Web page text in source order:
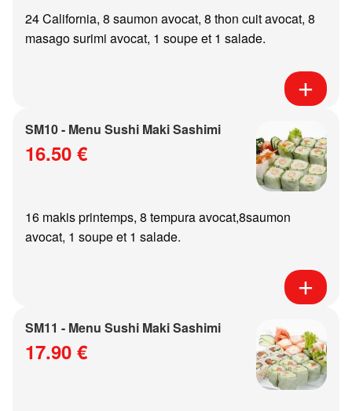
24 California, 8 saumon avocat, 8 thon cuit avocat, 8
masago surimi avocat, 1 soupe et 1 salade.
SM10 - Menu Sushi Maki Sashimi
16.50 €
16 makis printemps, 8 tempura avocat,8saumon
avocat, 1 soupe et 1 salade.
SM11 - Menu Sushi Maki Sashimi
17.90 €